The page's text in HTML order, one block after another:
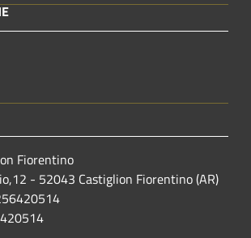
Fiorentino
- 52043 Castiglion Fiorentino (AR)